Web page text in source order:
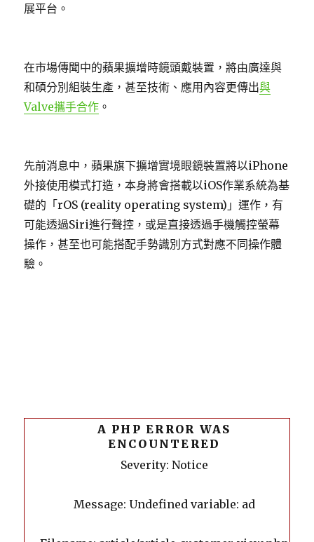
展平台。
在市場傳聞中的蘋果擴增時鏡頭戴裝置，將由廣達與
和碩分別組裝生產，甚至技術、應用內容更傳出與
Valve攜手合作 。
先前消息中，蘋果旗下擴增實境眼鏡裝置將以iPhone
外接使用模式打造，本身將會搭載以iOS作業系統為基
礎的「rOS (reality operating system)」運作，有
可能透過Siri進行聲控，或是直接透過手機觸控螢幕
操作，甚至也可能搭配手勢識別方式對應不同操作體
驗。
A PHP ERROR WAS
ENCOUNTERED
Severity: Notice
Message: Undefined variable: ad